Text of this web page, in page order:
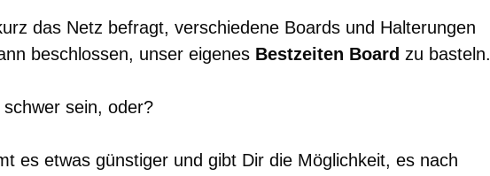
das Netz befragt, verschiedene Boards und Halterungen
beschlossen, unser eigenes Bestzeiten Board zu basteln.
sein, oder?
es etwas günstiger und gibt Dir die Möglichkeit, es nach